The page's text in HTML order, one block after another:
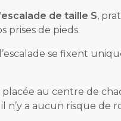
de taille S,
prises de pieds.
se fixent
placée au centre de
il n’y a aucun risque de